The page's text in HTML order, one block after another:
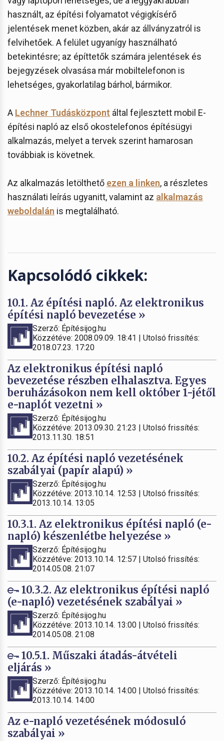
használt, az építési folyamatot végigkísérő
jelentések menet közben, akár az állványzatról is
felvihetőek. A felület ugyanígy használható
betekintésre; az építtetők számára jelentések és
bejegyzések olvasása már mobiltelefonon is
lehetséges, gyakorlatilag bárhol, bármikor.
A Lechner Tudásközpont által fejlesztett mobil E-
építési napló az első okostelefonos építésügyi
alkalmazás, melyet a tervek szerint hamarosan
továbbiak is követnek.
Az alkalmazás letölthető ezen a linken, a részletes
használati leírás ugyanitt, valamint az alkalmazás
weboldalán is megtalálható.
Kapcsolódó cikkek:
10.1. Az építési napló. Az elektronikus
építési napló bevezetése »
Szerző: Építésijog.hu
Közzétéve: 2008.09.09. 18:41 | Utolsó frissítés:
2018.07.23. 17:20
Az elektronikus építési napló
bevezetése részben elhalasztva. Egyes
beruházásokon nem kell október 1-jétől
e-naplót vezetni »
Szerző: Építésijog.hu
Közzétéve: 2013.09.30. 21:23 | Utolsó frissítés:
2013.11.30. 18:51
10.2. Az építési napló vezetésének
szabályai (papír alapú) »
Szerző: Építésijog.hu
Közzétéve: 2013.10.14. 12:53 | Utolsó frissítés:
2013.10.14. 13:05
10.3.1. Az elektronikus építési napló (e-
napló) készenlétbe helyezése »
Szerző: Építésijog.hu
Közzétéve: 2013.10.14. 12:57 | Utolsó frissítés:
2014.05.08. 21:07
10.3.2. Az elektronikus építési napló
(e-napló) vezetésének szabályai »
Szerző: Építésijog.hu
Közzétéve: 2013.10.14. 13:00 | Utolsó frissítés:
2014.05.08. 21:08
10.5.1. Műszaki átadás-átvételi
eljárás »
Szerző: Építésijog.hu
Közzétéve: 2013.10.14. 14:00 | Utolsó frissítés:
2013.10.14. 14:00
Az e-napló vezetésének módosuló
szabályai »